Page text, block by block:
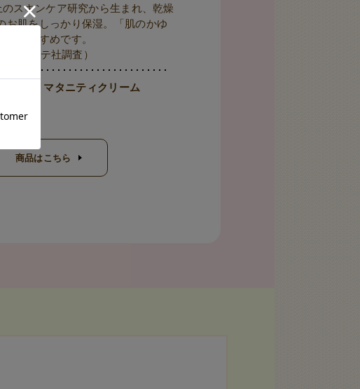
スキンケア研究から生まれ、乾燥
お肌をしっかり保湿。「肌のかゆ
におすすめです。
バンテ社調査）
ニック マタニティクリーム
商品はこちら